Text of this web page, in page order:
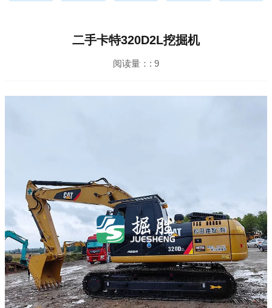
二手卡特320D2L挖掘机
阅读量：: 9